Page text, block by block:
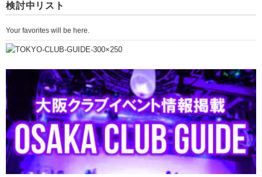
検討中リスト
Your favorites will be here.